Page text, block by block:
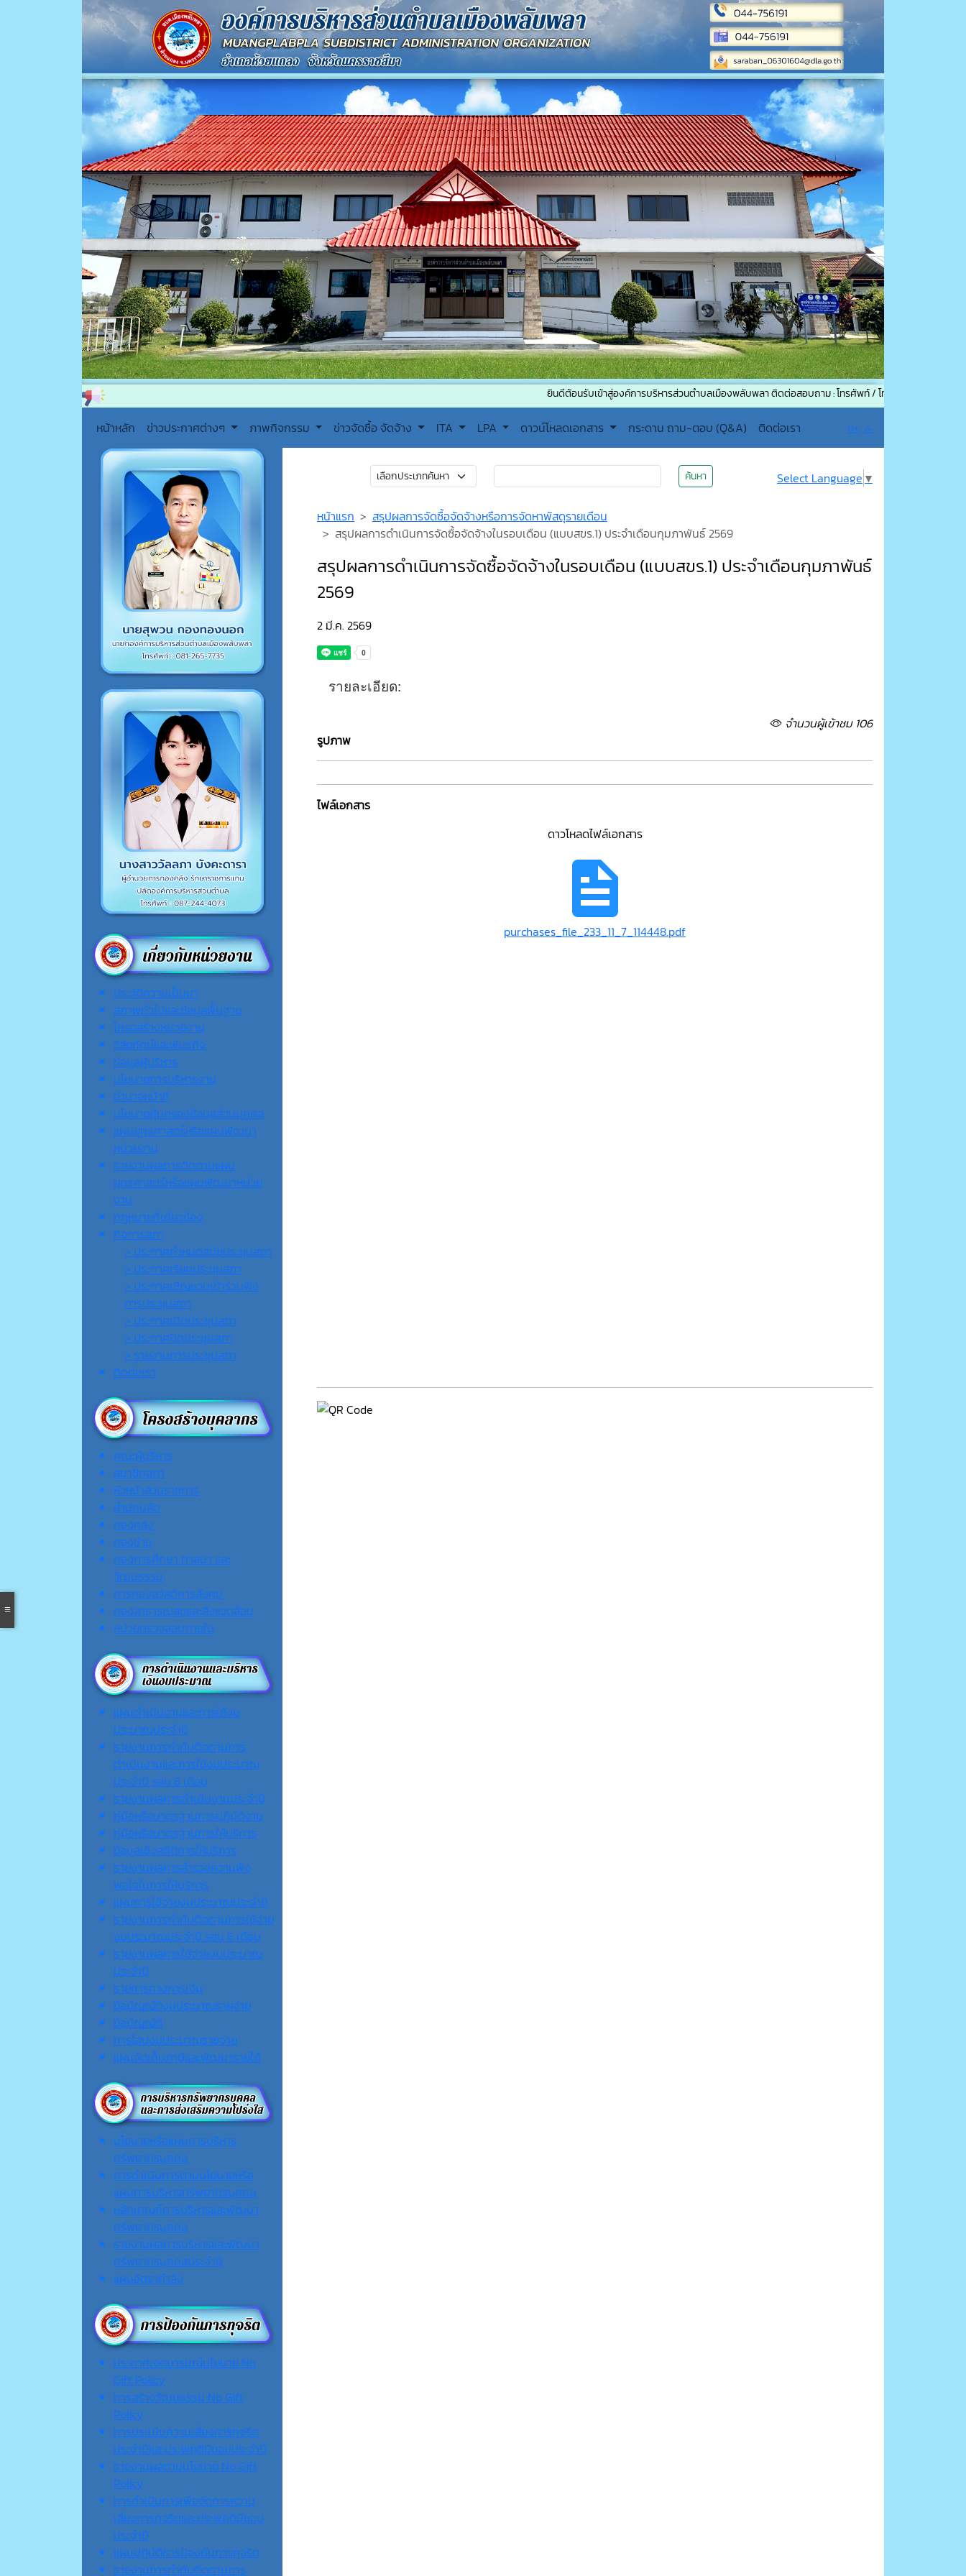
ยินดีต้อนรับเข้าสู่องค์การบริหารส่วนตำบลเมืองพลับพลา ติดต่อสอบถาม : โทรศัพท์ / โทรสาร (แฟกซ์) : 044-756191 อีเ
หน้าหลัก ข่าวประกาศต่างๆ ภาพกิจกรรม ข่าวจัดซื้อ จัดจ้าง ITA LPA ดาวน์โหลดเอกสาร กระดาน ถาม-ตอบ (Q&A) ติดต่อเรา ก+ ก-
ประวัติความเป็นมา
สภาพทั่วไปและข้อมูลพื้นฐาน
โครงสร้างหน่วยงาน
วิสัยทัศน์และพันธกิจ
ข้อมูลผู้บริหาร
นโยบายการบริหารงาน
อำนาจหน้าที่
นโยบายคุ้มครองข้อมูลส่วนบุคคล
แผนยุทธศาสตร์หรือแผนพัฒนา
หน่วยงาน
รายงานผลการติดตามแผน
ยุทธศาสตร์หรือแผนพัฒนาหน่วย
งาน
กฎหมายที่เกี่ยวข้อง
กิจการสภา
> ประกาศกำหนดสมัยประชุมสภา
> ประกาศเรียกประชุมสภา
> ประกาศเชิญชวนเข้าร่วมฟัง
การประชุมสภา
> ประกาศเปิดประชุมสภา
> ประกาศปิดประชุมสภา
> รายงานการประชุมสภา
ติดต่อเรา
คณะผู้บริหาร
สมาชิกสภา
หัวหน้าส่วนราชการ
สำนักปลัด
กองคลัง
กองช่าง
กองการศึกษา ศาสนา และ
วัฒนธรรม
การกองสวัสดิการสังคม
กองสาธารณสุขและสิ่งแวดล้อม
หน่วยตรวจสอบภายใน
แผนดำเนินงานและการใช้งบ
ประมาณประจำปี
รายงานการกำกับติดตามการ
ดำเนินงานและการใช้งบประมาณ
ประจำปี รอบ 6 เดือน
รายงานผลการดำเนินงานประจำปี
คู่มือหรือมาตรฐานการปฏิบัติงาน
คู่มือหรือมาตรฐานการให้บริการ
ข้อมูลเชิงสถิติการให้บริการ
รายงานผลการสำรวจความพึง
พอใจในการให้บริการ
แผนการใช้จ่ายงบประมาณประจำปี
รายงานการกำกับติดตามการใช้จ่าย
งบประมาณประจำปี รอบ 6 เดือน
รายงานผลการใช้จ่ายงบประมาณ
ประจำปี
รายการทางการเงิน
ข้อบัญญัติงบประมาณรายจ่าย
ข้อบัญญัติ
การโอนงบประมาณรายจ่าย
แผนจัดเก็บภาษีและพัฒนารายได้
นโยบายหรือแผนการบริหาร
ทรัพยากรบุคคล
การดำเนินการตามนโยบายหรือ
แผนการบริหารทรัพยากรบุคคล
หลักเกณฑ์การบริหารและพัฒนา
ทรัพยากรบุคคล
รายงานผลการบริหารและพัฒนา
ทรัพยากรบุคคลประจำปี
แผนอัตรากำลัง
ประกาศเจตนารมณ์นโยบาย No
Gift Policy
การสร้างวัฒนธรรม No Gift
Policy
การประเมินความเสี่ยงการทุจริต
ประจำปีและประพฤติมิชอบประจำปี
รายงานผลตามนโยบาย No Gift
Policy
การดำเนินการเพื่อจัดการความ
เสี่ยงการทุจริตและประพฤติมิชอบ
ประจำปี
แผนปฏิบัติการป้องกันการทุจริต
รายงานการกำกับติดตามการ
ค้นหา Select Language ▼
หน้าแรก
สรุปผลการจัดซื้อจัดจ้างหรือการจัดหาพัสดุรายเดือน
สรุปผลการดำเนินการจัดซื้อจัดจ้างในรอบเดือน (แบบสขร.1) ประจำเดือนกุมภาพันธ์ 2569
สรุปผลการดำเนินการจัดซื้อจัดจ้างในรอบเดือน (แบบสขร.1) ประจำเดือนกุมภาพันธ์
2569
2 มี.ค. 2569
รายละเอียด:
จำนวนผู้เข้าชม 106
รูปภาพ
ไฟล์เอกสาร
ดาวโหลดไฟล์เอกสาร
purchases_file_233_11_7_114448.pdf